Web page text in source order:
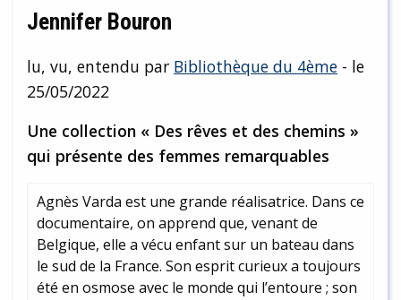
Jennifer Bouron
lu, vu, entendu par Bibliothèque du 4ème - le
25/05/2022
Une collection « Des rêves et des chemins »
qui présente des femmes remarquables
Agnès Varda est une grande réalisatrice. Dans ce
documentaire, on apprend que, venant de
Belgique, elle a vécu enfant sur un bateau dans
le sud de la France. Son esprit curieux a toujours
été en osmose avec le monde qui l’entoure ; son